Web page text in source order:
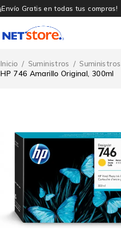
¡Envío Gratis en todas tus compras!
Inicio / Suministros /
HP 746 Amarillo Original, 300ml